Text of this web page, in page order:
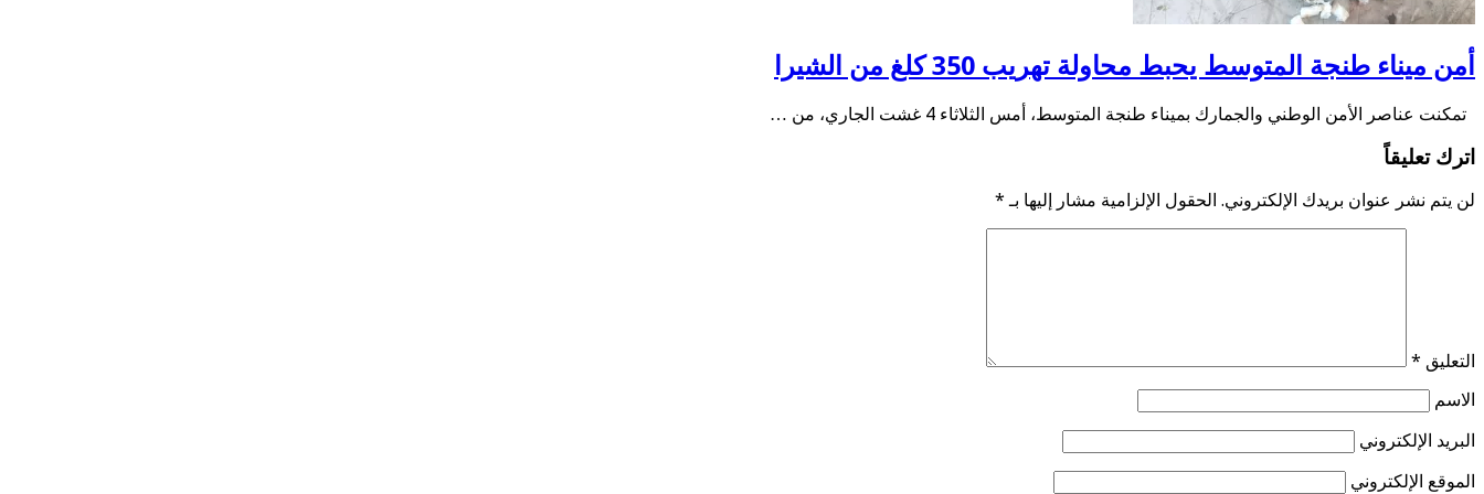
أمن ميناء طنجة المتوسط يحبط محاولة تهريب 350 كلغ من الشيرا
تمكنت عناصر الأمن الوطني والجمارك بميناء طنجة المتوسط، أمس الثلاثاء 4 غشت الجاري، من …
اترك تعليقاً
لن يتم نشر عنوان بريدك الإلكتروني. الحقول الإلزامية مشار إليها بـ *
التعليق *
الاسم
البريد الإلكتروني
الموقع الإلكتروني